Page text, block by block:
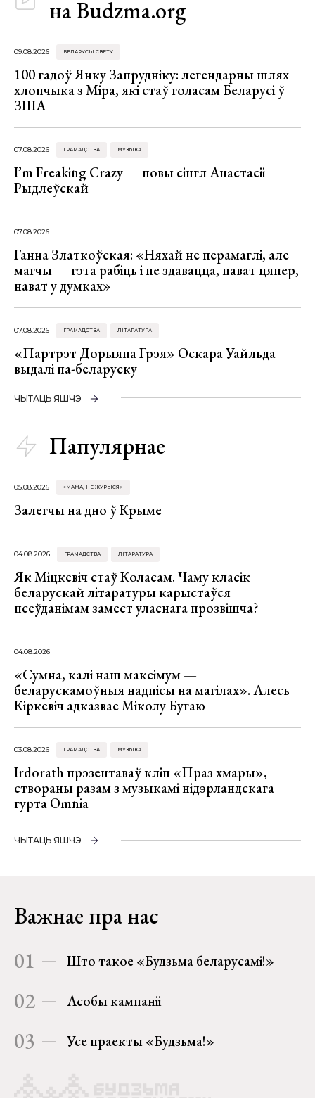
на Budzma.org
09.08.2026 БЕЛАРУСЫ СВЕТУ
100 гадоў Янку Запрудніку: легендарны шлях
хлопчыка з Міра, які стаў голасам Беларусі ў
ЗША
07.08.2026 ГРАМАДСТВА МУЗЫКА
I’m Freaking Crazy — новы сінгл Анастасіі
Рыдлеўскай
07.08.2026
Ганна Златкоўская: «Няхай не перамаглі, але
магчы — гэта рабіць і не здавацца, нават цяпер,
нават у думках»
07.08.2026 ГРАМАДСТВА ЛІТАРАТУРА
«Партрэт Дорыяна Грэя» Оскара Уайльда
выдалі па-беларуску
ЧЫТАЦЬ ЯШЧЭ
Папулярнае
05.08.2026 «МАМА, НЕ ЖУРЫСЯ!»
Залегчы на дно ў Крыме
04.08.2026 ГРАМАДСТВА ЛІТАРАТУРА
Як Міцкевіч стаў Коласам. Чаму класік
беларускай літаратуры карыстаўся
псеўданімам замест уласнага прозвішча?
04.08.2026
«Сумна, калі наш максімум —
беларускамоўныя надпісы на магілах». Алесь
Кіркевіч адказвае Міколу Бугаю
03.08.2026 ГРАМАДСТВА МУЗЫКА
Irdorath прэзентаваў кліп «Праз хмары»,
створаны разам з музыкамі нідэрландскага
гурта Omnia
ЧЫТАЦЬ ЯШЧЭ
Важнае пра нас
01 Што такое «Будзьма беларусамі!»
02 Асобы кампаніі
03 Усе праекты «Будзьма!»